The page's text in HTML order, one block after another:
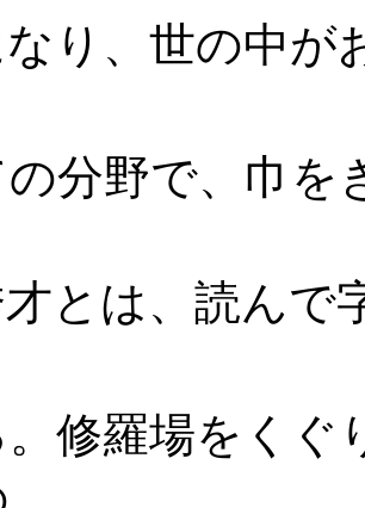
り、世の中が
分野で、巾を
とは、読んで
修羅場をくぐ